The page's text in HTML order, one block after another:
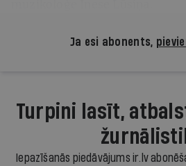
Ja esi abonents,
Turpini lasīt,
Iepazīšanās piedāvājums ir.lv